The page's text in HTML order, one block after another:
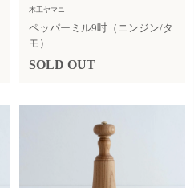
木工ヤマニ
ペッパーミル9吋（ニンジン/タ
モ）
SOLD OUT